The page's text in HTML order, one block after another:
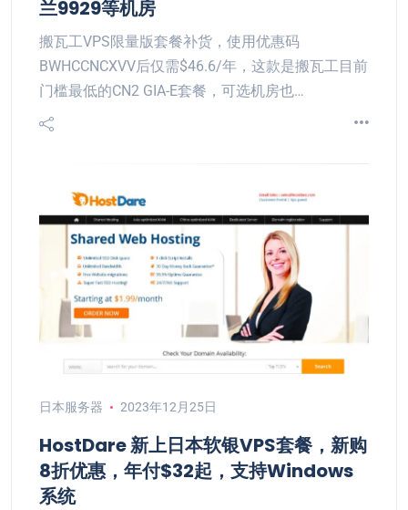
兰9929等机房
搬瓦工VPS限量版套餐补货，使用优惠码
BWHCCNCXVV后仅需$46.6/年，这款是搬瓦工目前
门槛最低的CN2 GIA-E套餐，可选机房也…
日本服务器 2023年12月25日
HostDare 新上日本软银VPS套餐，新购
8折优惠，年付$32起，支持Windows
系统